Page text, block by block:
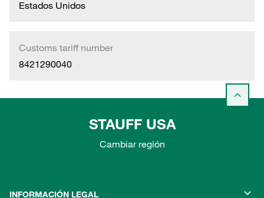
Estados Unidos
Customs tariff number
8421290040
STAUFF USA
Cambiar región
INFORMACIÓN LEGAL